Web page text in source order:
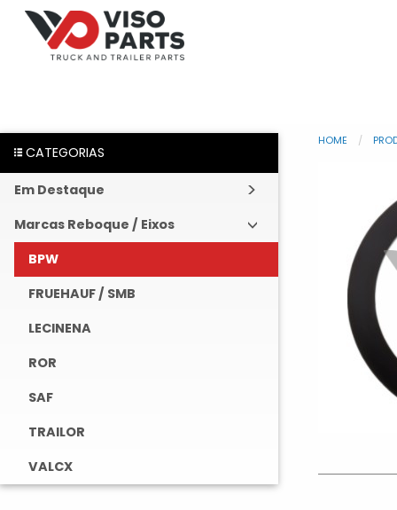
CATEGORIAS
Em Destaque
Marcas Reboque / Eixos
BPW
FRUEHAUF / SMB
LECINENA
ROR
SAF
TRAILOR
VALCX
HOME